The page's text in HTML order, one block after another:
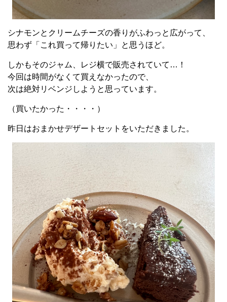
シナモンとクリームチーズの香りがふわっと広がって、
思わず「これ買って帰りたい」と思うほど。
しかもそのジャム、レジ横で販売されていて…！
今回は時間がなくて買えなかったので、
次は絶対リベンジしようと思っています。
（買いたかった・・・・）
昨日はおまかせデザートセットをいただきました。